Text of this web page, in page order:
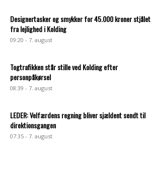
Designertasker og smykker for 45.000 kroner stjålet
fra lejlighed i Kolding
09:20 - 7. august
Togtrafikken står stille ved Kolding efter
personpåkørsel
08:39 - 7. august
LEDER: Velfærdens regning bliver sjældent sendt til
direktionsgangen
07:35 - 7. august